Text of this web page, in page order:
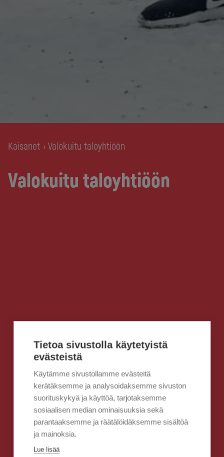
Kaisanet › Valokuitu taloyhtiöön
Valokuitu taloyhtiöön
Tietoa sivustolla käytetyistä
evästeistä
Käytämme sivustollamme evästeitä
kerätäksemme ja analysoidaksemme sivuston
suorituskykyä ja käyttöä, tarjotaksemme
sosiaalisen median ominaisuuksia sekä
parantaaksemme ja räätälöidäksemme sisältöä
ja mainoksia.
Lue lisää